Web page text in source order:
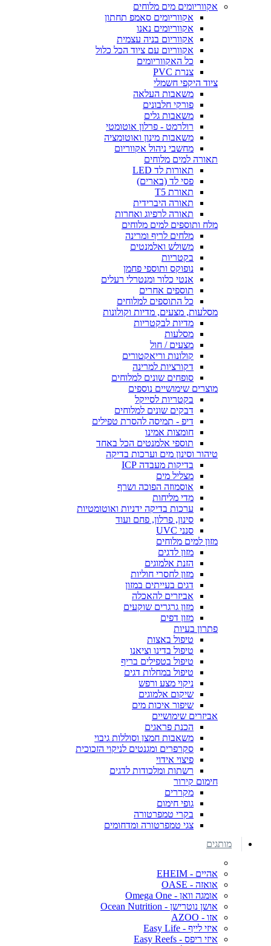
אקווריומים מים מלוחים
אקווריומים סאמפ תחתון
אקווריומים נאנו
אקווריום בניה עצמית
אקווריום עם ציוד הכל כלול
כל האקווריומים
צנרת PVC
ציוד היקפי חשמלי
משאבות העלאה
פורקי חלבונים
משאבות גלים
רולרמט - פרלון אוטומטי
משאבות מינון ואוטומציה
מחשבי ניהול אקווריום
תאורה למים מלוחים
תאורות לד LED
פסי לד (בארים)
תאורת T5
תאורה היברידית
תאורה לרפיוג ואחרות
מלח ותוספים למים מלוחים
מלחים לריף ומרינה
משולש ואלמנטים
בקטריות
נופוקס ותוספי פחמן
אנטי כלור ומנטרלי רעלים
תוספים אחרים
כל התוספים למלוחים
מסלעות, מצעים, מדיות וקולונות
מדיות לבקטריות
מסלעות
מצעים / חול
קולונות וריאקטורים
דקורציות למרינה
סופחים שונים למלוחים
מוצרים שימושיים נוספים
בקטריות לסייקל
דבקים שונים למלוחים
דיפ - תמיסה להסרת טפילים
חומצות אמינו
תוספי אלמנטים הכל באחד
טיהור וסינון מים וערכות בדיקה
בדיקות מעבדה ICP
מצליל מים
אוסמוזה הפוכה ושרף
מדי מליחות
ערכות בדיקה ידניות ואוטומטיות
סינון, פרלון, פחם ועוד
סנני UVC
מזון למים מלוחים
מזון לדגים
הזנת אלמוגים
מזון לחסרי חוליות
דגים בעייתים במזון
אביזרים להאכלה
מזון גרגרים שוקעים
מזון דפים
פתרון בעיות
טיפול באצות
טיפול בדינו וציאנו
טיפול בטפילים בריף
טיפול במחלות דגים
ניקוי מצע ורפש
שיקום אלמוגים
שיפור איכות מים
אביזרים שימושיים
הכנת פראגים
משאבות חמצן וסוללות גיבוי
סקרפרים ומגנטים לניקוי הזכוכית
פיצוי אידוי
רשתות ומלכודות לדגים
חימום קירור
מקררים
גופי חימום
בקרי טמפרטורה
צגי טמפרטורה ומדחומים
מותגים
אהיים - EHEIM
אואזה - OASE
אומגה וואן - Omega One
אושן נוטרישן - Ocean Nutrition
אזו - AZOO
איזי לייף - Easy Life
איזי ריפס - Easy Reefs